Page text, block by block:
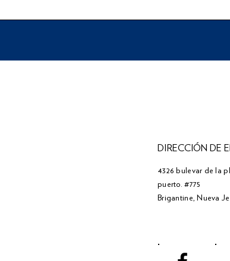
DIRECCIÓN DE
4326 bulevar de la
puerto. #775
Brigantine, Nueva